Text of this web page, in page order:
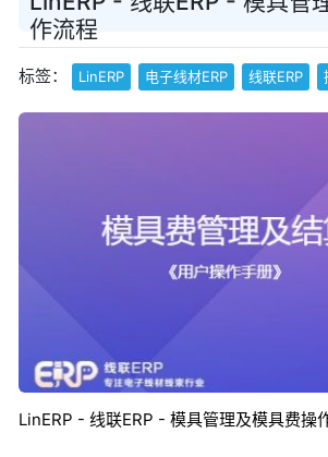
作流程
标签： LinERP 电子线材ERP 线联ERP
LinERP - 线联ERP - 模具管理及模具费操